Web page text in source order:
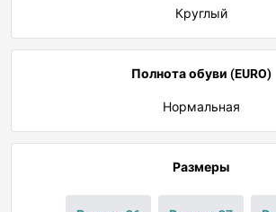
Круглый
Полнота обуви (EURO)
Нормальная
Размеры